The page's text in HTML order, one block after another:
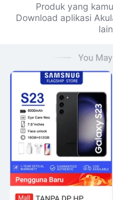
Produk yang
Download aplikasi